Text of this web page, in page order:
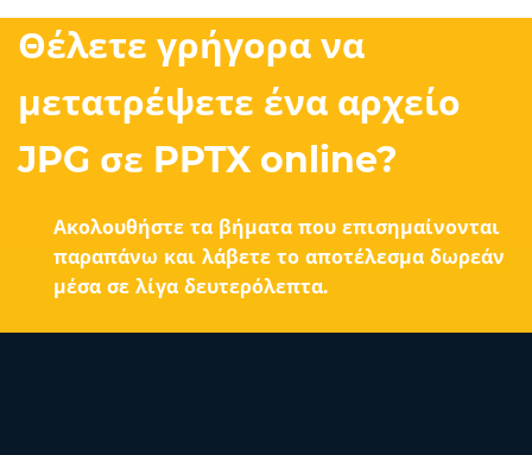
Θέλετε γρήγορα να
μετατρέψετε ένα αρχείο
JPG σε PPTX online?
Ακολουθήστε τα βήματα που επισημαίνονται
παραπάνω και λάβετε το αποτέλεσμα δωρεάν
μέσα σε λίγα δευτερόλεπτα.